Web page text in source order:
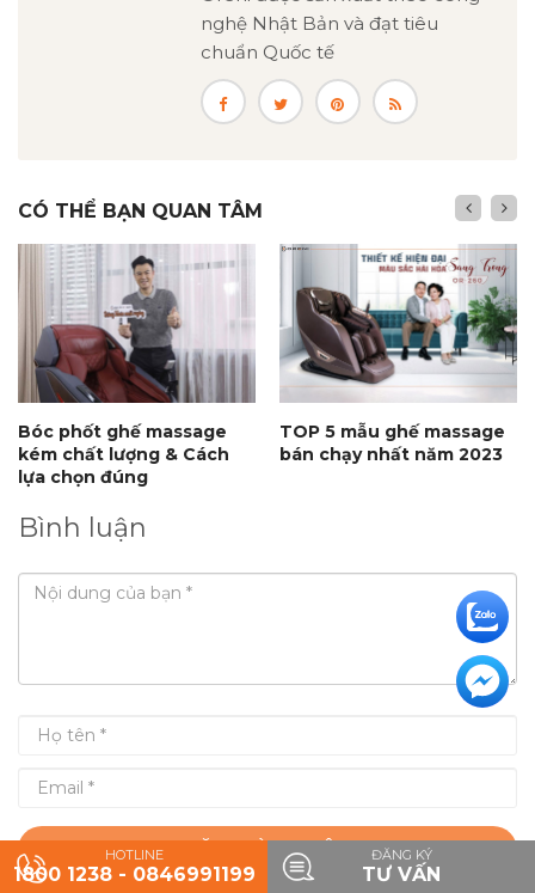
nghệ Nhật Bản và đạt tiêu
chuẩn Quốc tế
CÓ THỂ BẠN QUAN TÂM
Bóc phốt ghế massage
kém chất lượng & Cách
lựa chọn đúng
TOP 5 mẫu ghế massage
bán chạy nhất năm 2023
Bình luận
ĐĂNG BÌNH LUẬN
HOTLINE
1800 1238 - 0846991199
ĐĂNG KÝ
TƯ VẤN